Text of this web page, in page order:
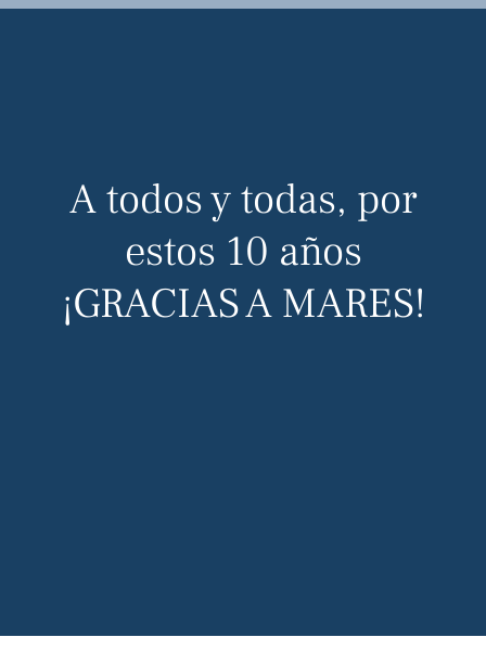
A todos y todas, por
estos 10 años
¡GRACIAS A MARES!